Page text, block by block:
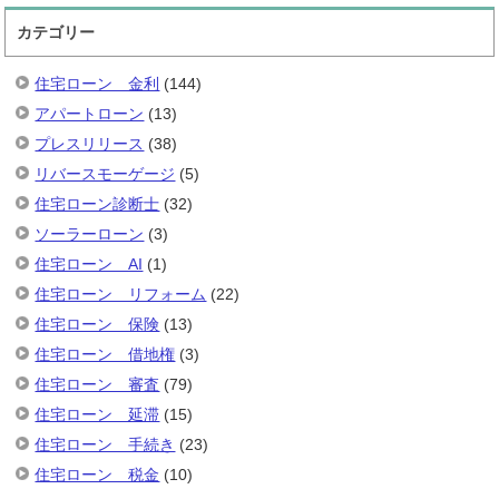
カテゴリー
住宅ローン 金利 (144)
アパートローン (13)
プレスリリース (38)
リバースモーゲージ (5)
住宅ローン診断士 (32)
ソーラーローン (3)
住宅ローン AI (1)
住宅ローン リフォーム (22)
住宅ローン 保険 (13)
住宅ローン 借地権 (3)
住宅ローン 審査 (79)
住宅ローン 延滞 (15)
住宅ローン 手続き (23)
住宅ローン 税金 (10)